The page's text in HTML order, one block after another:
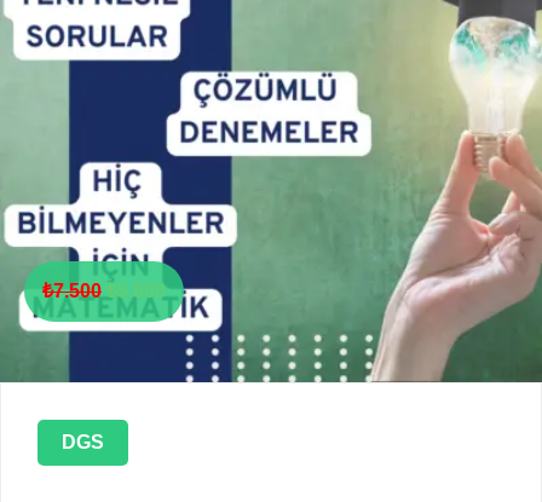
₺7.500 ₺5.000
DGS